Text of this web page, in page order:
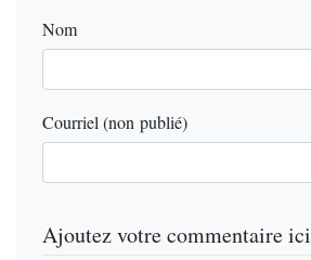
Nom
Courriel (non publié)
Ajoutez votre commentaire ici